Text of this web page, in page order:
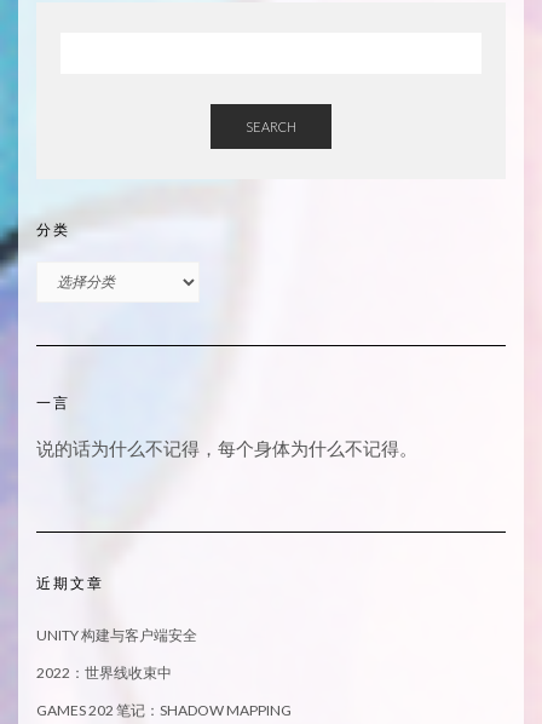
SEARCH
分类
一言
说的话为什么不记得，每个身体为什么不记得。
近期文章
UNITY 构建与客户端安全
2022：世界线收束中
GAMES 202 笔记：SHADOW MAPPING